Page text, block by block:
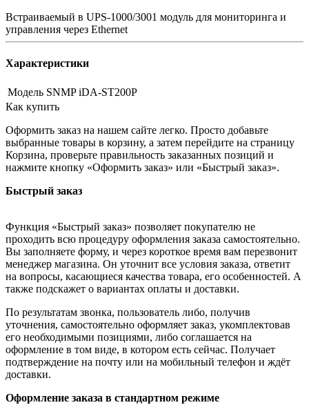
Встраиваемый в UPS-1000/3001 модуль для мониторинга и
управления через Ethernet
Характеристики
Модель SNMP iDA-ST200P
Как купить
Оформить заказ на нашем сайте легко. Просто добавьте
выбранные товары в корзину, а затем перейдите на страницу
Корзина, проверьте правильность заказанных позиций и
нажмите кнопку «Оформить заказ» или «Быстрый заказ».
Быстрый заказ
Функция «Быстрый заказ» позволяет покупателю не
проходить всю процедуру оформления заказа самостоятельно.
Вы заполняете форму, и через короткое время вам перезвонит
менеджер магазина. Он уточнит все условия заказа, ответит
на вопросы, касающиеся качества товара, его особенностей. А
также подскажет о вариантах оплаты и доставки.
По результатам звонка, пользователь либо, получив
уточнения, самостоятельно оформляет заказ, укомплектовав
его необходимыми позициями, либо соглашается на
оформление в том виде, в котором есть сейчас. Получает
подтверждение на почту или на мобильный телефон и ждёт
доставки.
Оформление заказа в стандартном режиме